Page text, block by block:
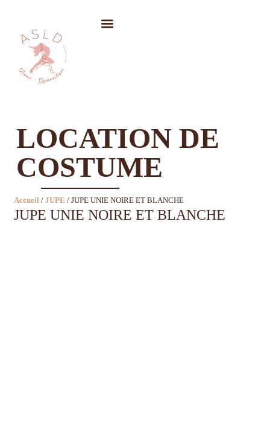
LOCATION DE
COSTUME
Accueil / JUPE / JUPE UNIE NOIRE ET BLANCHE
JUPE UNIE NOIRE ET BLANCHE